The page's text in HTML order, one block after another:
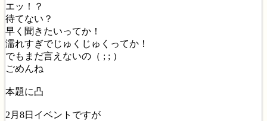
エッ！？
待てない？
早く聞きたいってか！
濡れすぎでじゅくじゅくってか！
でもまだ言えないの（ ; ; ）
ごめんね
本題に凸
2月8日イベントですが